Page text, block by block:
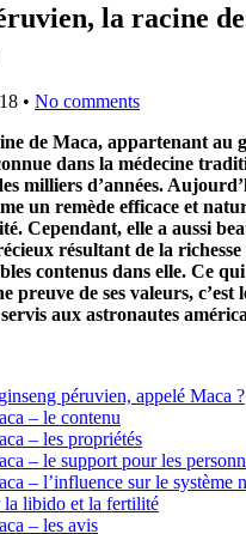
la racine
• No comments
de Maca, appartenant au
dans la médecine
milliers d’années.
un remède efficace et
Cependant, elle a aussi
résultant de la richesse
contenus dans elle. Ce
preuve de ses valeurs, c’est
aux astronautes
péruvien, appelé Maca ?
– le contenu
– les propriétés
– le support pour les
– l’influence sur le système
la libido et la fertilité
– les avis